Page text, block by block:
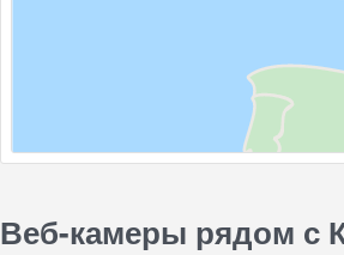
Веб-камеры рядом с